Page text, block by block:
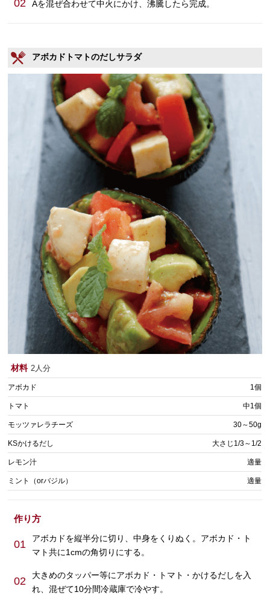
02 Aを混ぜ合わせて中火にかけ、沸騰したら完成。
アボカドトマトのだしサラダ
材料 2人分
アボカド 1個
トマト 中1個
モッツァレラチーズ 30～50g
KSかけるだし 大さじ1/3～1/2
レモン汁 適量
ミント（orバジル） 適量
作り方
01
アボカドを縦半分に切り、中身をくりぬく。アボカド・ト
マト共に1cmの角切りにする。
02
大きめのタッパー等にアボカド・トマト・かけるだしを入
れ、混ぜて10分間冷蔵庫で冷やす。